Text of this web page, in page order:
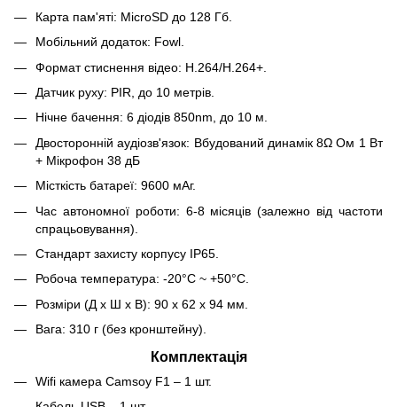
Карта пам'яті: MicroSD до 128 Гб.
Мобільний додаток: Fowl.
Формат стиснення відео: H.264/H.264+.
Датчик руху: PIR, до 10 метрів.
Нічне бачення: 6 діодів 850nm, до 10 м.
Двосторонній аудіозв'язок: Вбудований динамік 8Ω Ом 1 Вт
+ Мікрофон 38 дБ
Місткість батареї: 9600 мАг.
Час автономної роботи: 6-8 місяців (залежно від частоти
спрацьовування).
Стандарт захисту корпусу IP65.
Робоча температура: -20°С ~ +50°С.
Розміри (Д х Ш х В): 90 х 62 х 94 мм.
Вага: 310 г (без кронштейну).
Комплектація
Wifi камера Camsoy F1 – 1 шт.